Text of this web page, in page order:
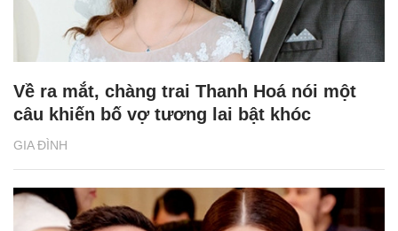
GIA ĐÌNH
Về ra mắt, chàng trai Thanh Hoá nói một
câu khiến bố vợ tương lai bật khóc